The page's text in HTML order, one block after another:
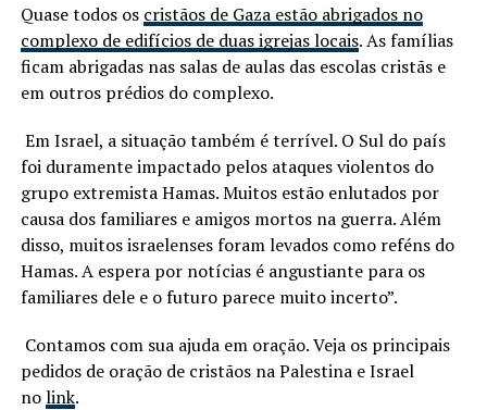
Quase todos os cristãos de Gaza estão abrigados no
complexo de edifícios de duas igrejas locais. As famílias
ficam abrigadas nas salas de aulas das escolas cristãs e
em outros prédios do complexo.
Em Israel, a situação também é terrível. O Sul do país
foi duramente impactado pelos ataques violentos do
grupo extremista Hamas. Muitos estão enlutados por
causa dos familiares e amigos mortos na guerra. Além
disso, muitos israelenses foram levados como reféns do
Hamas. A espera por notícias é angustiante para os
familiares dele e o futuro parece muito incerto”.
Contamos com sua ajuda em oração. Veja os principais
pedidos de oração de cristãos na Palestina e Israel
nolink.